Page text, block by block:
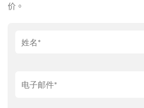
价。